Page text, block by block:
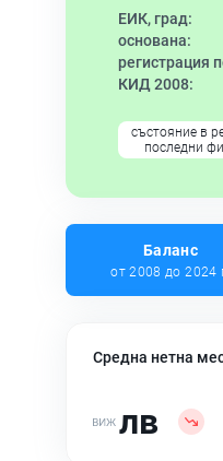
ЕИК, град:
основана:
регистрация
КИД 2008:
състояние в
последни
Баланс
от 2008 до 2024
Средна нетна
лв